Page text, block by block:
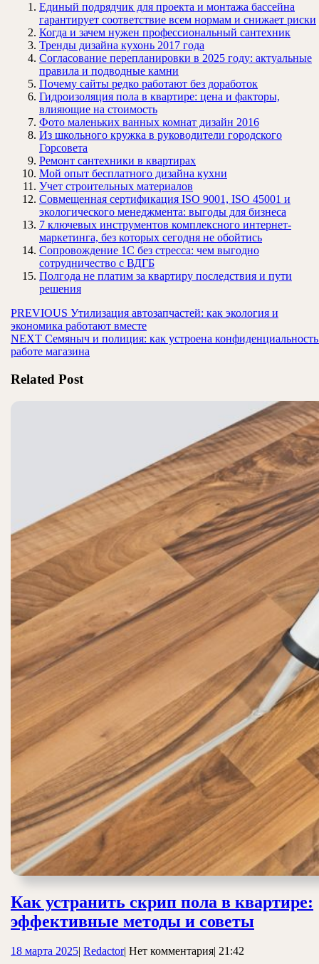
Единый подрядчик для проекта и монтажа бассейна
гарантирует соответствие всем нормам и снижает риски
Когда и зачем нужен профессиональный сантехник
Тренды дизайна кухонь 2017 года
Согласование перепланировки в 2025 году: актуальные
правила и подводные камни
Почему сайты редко работают без доработок
Гидроизоляция пола в квартире: цена и факторы,
влияющие на стоимость
Фото маленьких ванных комнат дизайн 2016
Из школьного кружка в руководители городского
Горсовета
Ремонт сантехники в квартирах
Мой опыт бесплатного дизайна кухни
Учет строительных материалов
Совмещенная сертификация ISO 9001, ISO 45001 и
экологического менеджмента: выгоды для бизнеса
7 ключевых инструментов комплексного интернет-
маркетинга, без которых сегодня не обойтись
Сопровождение 1С без стресса: чем выгодно
сотрудничество с ВДГБ
Полгода не платим за квартиру последствия и пути
решения
Навигация
по
записям
PREVIOUS Предыдущая
запись:
Утилизация автозапчастей: как экология и
экономика работают вместе
NEXT Следующая
запись:
Семяныч и полиция: как устроена
работе магазина
Related Post
Как устранить скрип пола в квартире:
эффективные методы и советы
18 марта 202518RedactorRedactor
| Нет комментария 21:42